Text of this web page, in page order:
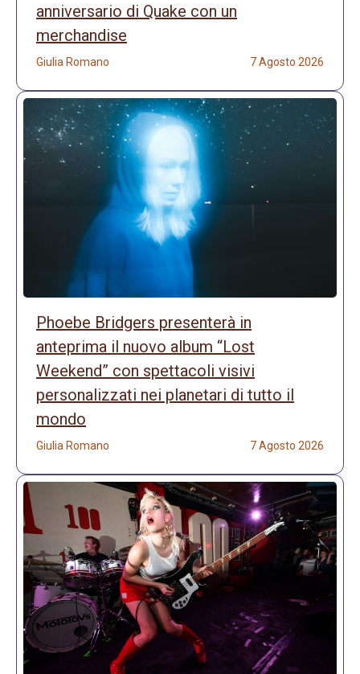
anniversario di Quake con un
merchandise
Giulia Romano 7 Agosto 2026
Phoebe Bridgers presenterà in
anteprima il nuovo album “Lost
Weekend” con spettacoli visivi
personalizzati nei planetari di tutto il
mondo
Giulia Romano 7 Agosto 2026